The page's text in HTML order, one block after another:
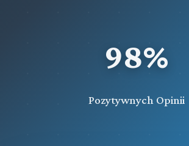
98%
Pozytywnych Opinii